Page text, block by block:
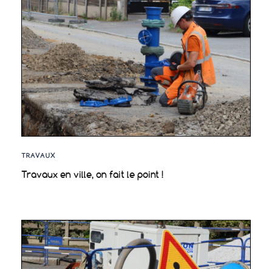
TRAVAUX
Travaux en ville, on fait le point !